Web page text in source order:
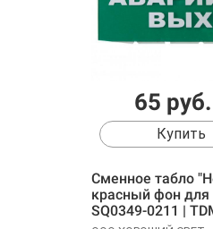
65 руб.
Купить
Сменное табло
красный фон для
SQ0349-0211 |